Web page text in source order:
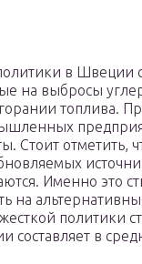
в Швеции
на выбросы
топлива.
Стоит отметить,
Именно это
на
политики
составляет в